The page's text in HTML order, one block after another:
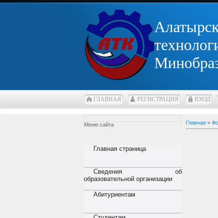
ГЛАВНАЯ РЕГИСТРАЦИЯ ВХОД
Меню сайта
Главная страница
Сведения об
образовательной организации
Абитуриентам
Главная »